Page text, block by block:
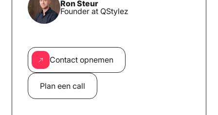
Ron Steur
Founder at QStylez
Contact opnemen
Plan een call